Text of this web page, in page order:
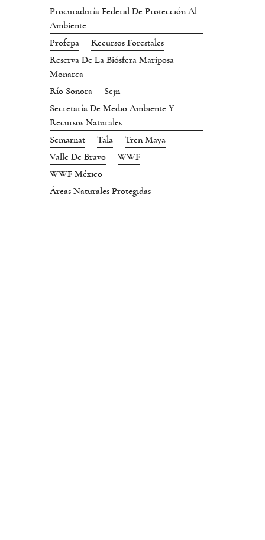
Procuraduría Federal De Protección Al
Ambiente
Profepa
Recursos Forestales
Reserva De La Biósfera Mariposa
Monarca
Río Sonora
Scjn
Secretaría De Medio Ambiente Y
Recursos Naturales
Semarnat
Tala
Tren Maya
Valle De Bravo
WWF
WWF México
Áreas Naturales Protegidas